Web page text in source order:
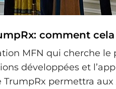
comment
MFN qui cherche le
développées et
permettra